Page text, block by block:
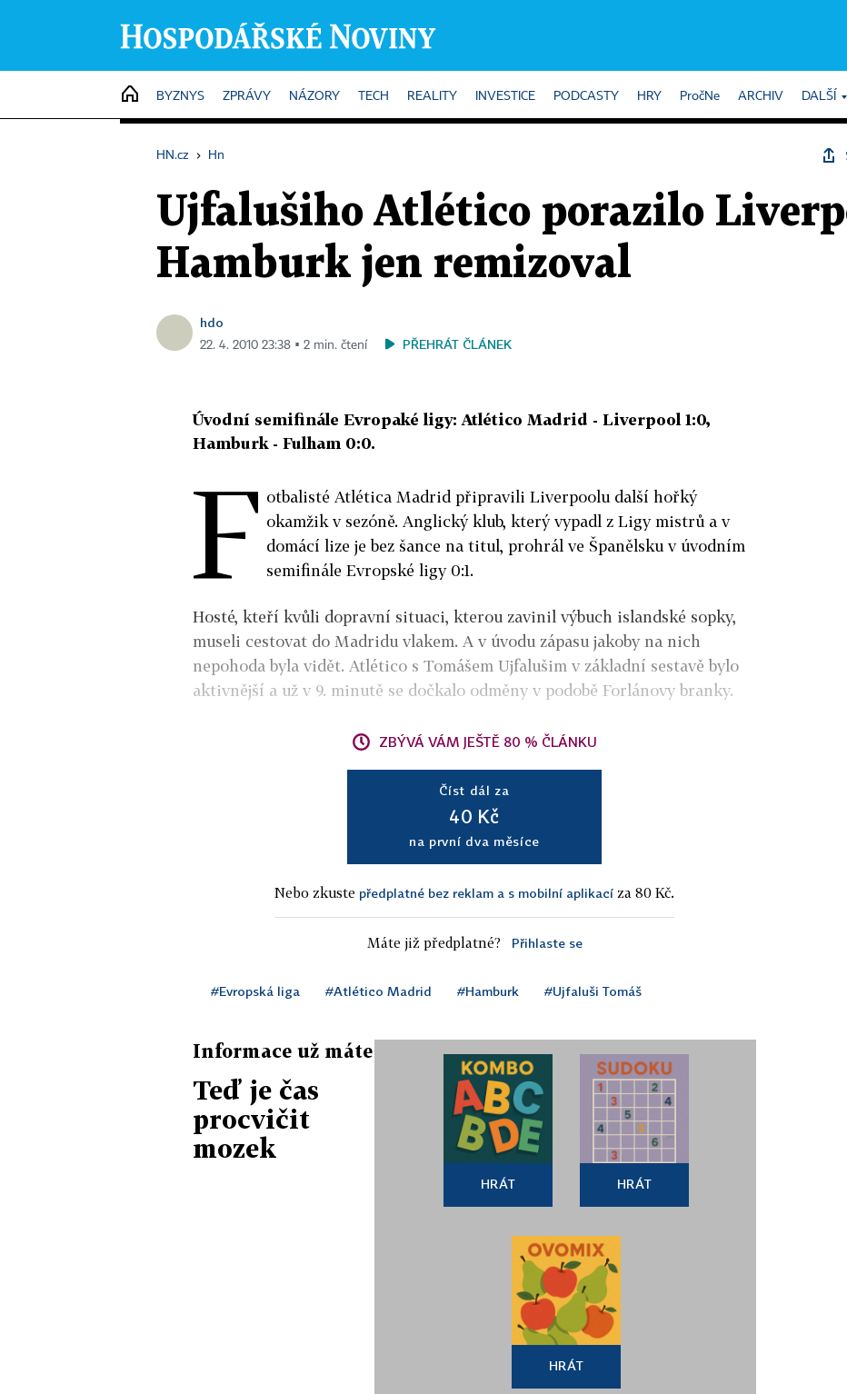
HOME
BYZNYS ZPRÁVY NÁZORY TECH REALITY INVESTICE PODCASTY HRY PročNe ARCHIV DALŠÍ
HN.cz › Hn
Ujfalušiho Atlético porazilo
Hamburk jen remizoval
hdo
22. 4. 2010 23:38 ▪ 2 min. čtení PŘEHRÁT ČLÁNEK
Úvodní semifinále Evropaké ligy: Atlético Madrid - Liverpool 1:0,
Hamburk - Fulham 0:0.
F otbalisté Atlética Madrid připravili Liverpoolu další hořký
okamžik v sezóně. Anglický klub, který vypadl z Ligy mistrů a v
domácí lize je bez šance na titul, prohrál ve Španělsku v úvodním
semifinále Evropské ligy 0:1.
Hosté, kteří kvůli dopravní situaci, kterou zavinil výbuch islandské sopky,
museli cestovat do Madridu vlakem. A v úvodu zápasu jakoby na nich
nepohoda byla vidět. Atlético s Tomášem Ujfalušim v základní sestavě bylo
aktivnější a už v 9. minutě se dočkalo odměny v podobě Forlánovy branky.
ZBÝVÁ VÁM JEŠTĚ 80 % ČLÁNKU
Číst dál za
40 Kč
na první dva měsíce
Nebo zkuste předplatné bez reklam a s mobilní aplikací za 80 Kč.
Máte již předplatné? Přihlaste se
#Evropská liga #Atlético Madrid #Hamburk #Ujfaluši Tomáš
Informace už máte
Teď je čas
procvičit
mozek
HRÁT HRÁT
HRÁT